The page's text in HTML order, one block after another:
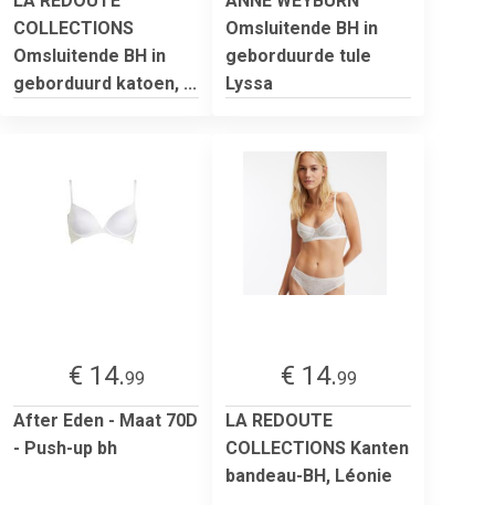
COLLECTIONS
Omsluitende BH in
geborduurd katoen, ...
Omsluitende BH in
geborduurde tule
Lyssa
€ 14.99
After Eden - Maat 70D
- Push-up bh
€ 14.99
LA REDOUTE
COLLECTIONS Kanten
bandeau-BH, Léonie